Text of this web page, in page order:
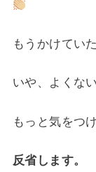
もうかけてい
いや、よくない
もっと気をつ
反省します。